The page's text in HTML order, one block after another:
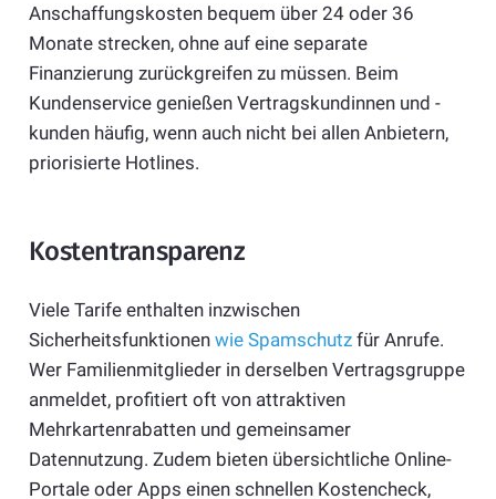
Anschaffungskosten bequem über 24 oder 36
Monate strecken, ohne auf eine separate
Finanzierung zurückgreifen zu müssen. Beim
Kundenservice genießen Vertragskundinnen und -
kunden häufig, wenn auch nicht bei allen Anbietern,
priorisierte Hotlines.
Kostentransparenz
Viele Tarife enthalten inzwischen
Sicherheitsfunktionen wie Spamschutzfür Anrufe.
Wer Familienmitglieder in derselben Vertragsgruppe
anmeldet, profitiert oft von attraktiven
Mehrkartenrabatten und gemeinsamer
Datennutzung. Zudem bieten übersichtliche Online-
Portale oder Apps einen schnellen Kostencheck,